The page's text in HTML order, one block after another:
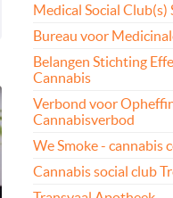
Medical Social Club(s)
Bureau voor
Belangen Stichting
Cannabis
Verbond voor
Cannabisverbod
We Smoke - cannabis
Cannabis social club